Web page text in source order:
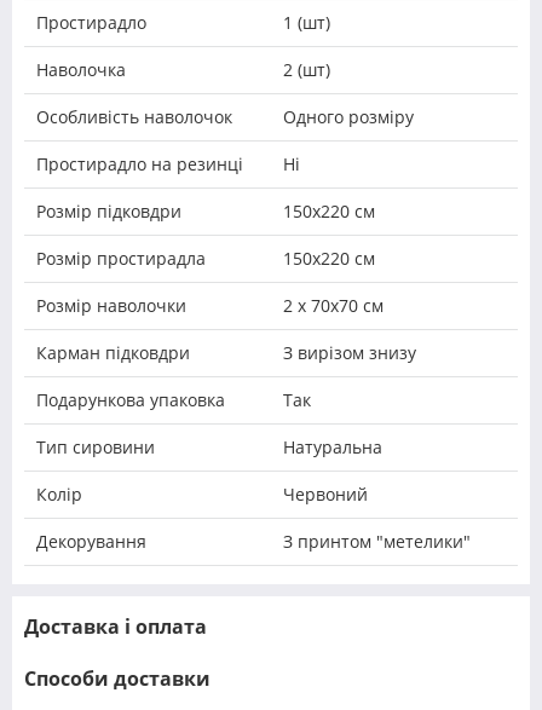
Простирадло 1 (шт)
Наволочка 2 (шт)
Особливість наволочок Одного розміру
Простирадло на резинці Ні
Розмір підковдри 150х220 см
Розмір простирадла 150х220 см
Розмір наволочки 2 х 70х70 см
Карман підковдри З вирізом знизу
Подарункова упаковка Так
Тип сировини Натуральна
Колір Червоний
Декорування З принтом "метелики"
Доставка і оплата
Способи доставки